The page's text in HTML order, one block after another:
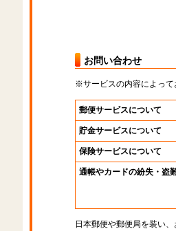
お問い合わせ
※サービスの内容によって
郵便サービスについて
貯金サービスについて
保険サービスについて
通帳やカードの紛失・盗
日本郵便や郵便局を装い